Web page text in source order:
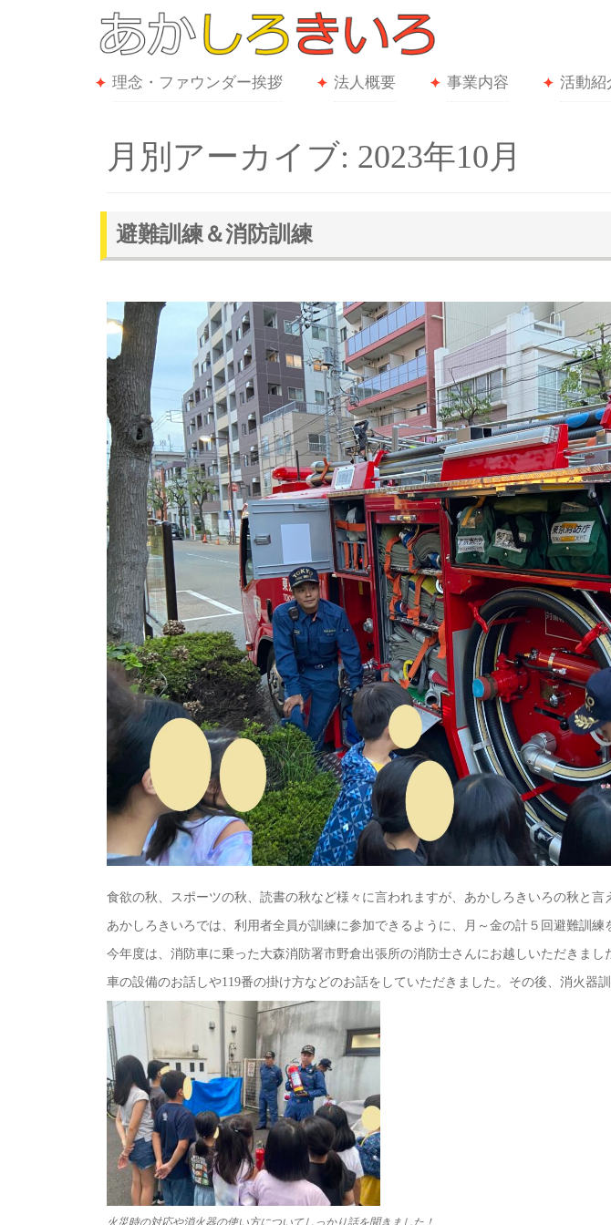
理念・ファウンダー挨拶 法人概要 事業内容 活動紹
月別アーカイブ: 2023年10月
避難訓練＆消防訓練
食欲の秋、スポーツの秋、読書の秋など様々に言われますが、あかしろきいろの秋と言
あかしろきいろでは、利用者全員が訓練に参加できるように、月～金の計５回避難訓練
今年度は、消防車に乗った大森消防署市野倉出張所の消防士さんにお越しいただきまし
車の設備のお話しや119番の掛け方などのお話をしていただきました。その後、消火器訓
火災時の対応や消火器の使い方についてしっかり話を聞きました！